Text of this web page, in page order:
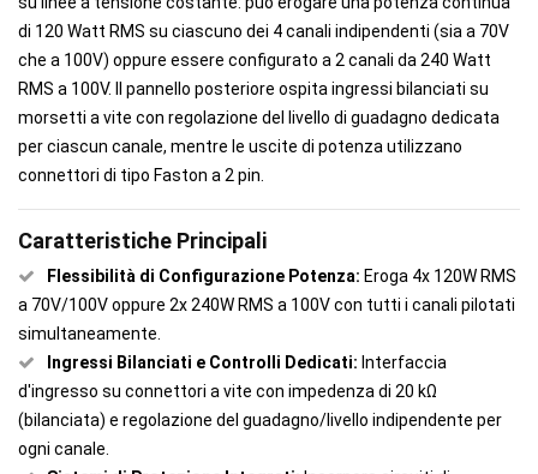
di 120 Watt RMS su ciascuno dei 4 canali indipendenti (sia a 70V
che a 100V) oppure essere configurato a 2 canali da 240 Watt
RMS a 100V. Il pannello posteriore ospita ingressi bilanciati su
morsetti a vite con regolazione del livello di guadagno dedicata
per ciascun canale, mentre le uscite di potenza utilizzano
connettori di tipo Faston a 2 pin.
Caratteristiche Principali
Flessibilità di Configurazione Potenza: Eroga 4x 120W RMS
a 70V/100V oppure 2x 240W RMS a 100V con tutti i canali pilotati
simultaneamente.
Ingressi Bilanciati e Controlli Dedicati: Interfaccia
d'ingresso su connettori a vite con impedenza di 20 kΩ
(bilanciata) e regolazione del guadagno/livello indipendente per
ogni canale.